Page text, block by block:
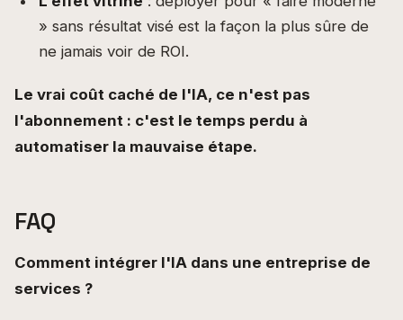
» sans résultat visé est la façon la plus sûre de
ne jamais voir de ROI.
Le vrai coût caché de l'IA, ce n'est pas
l'abonnement : c'est le temps perdu à
automatiser la mauvaise étape.
FAQ
Comment intégrer l'IA dans une entreprise de
services ?